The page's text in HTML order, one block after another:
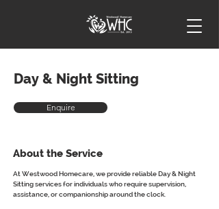
Day & Night Sitting
Enquire
About the Service
At Westwood Homecare, we provide reliable Day & Night
Sitting services for individuals who require supervision,
assistance, or companionship around the clock.